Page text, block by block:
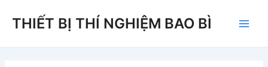
THIẾT BỊ THÍ NGHIỆM BAO BÌ